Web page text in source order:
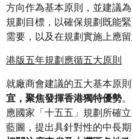
方向作為基本原則，並建議
規劃目標，以確保規劃既能
需要，以及在規劃實施上應
港版五年規劃應循五大原則
就廠商會建議的五大基本原
宜，聚焦發揮香港獨特優勢
應國家「十五五」規劃所確
藍圖，提出具針對性的中長